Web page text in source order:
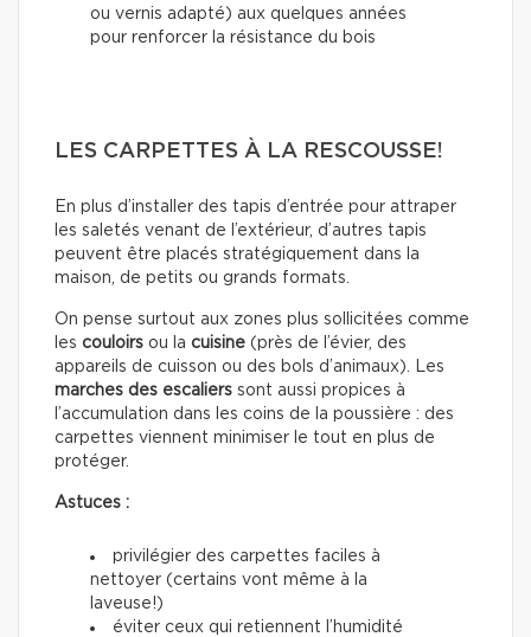
ou vernis adapté) aux quelques années
pour renforcer la résistance du bois
LES CARPETTES À LA RESCOUSSE!
En plus d’installer des tapis d’entrée pour attraper
les saletés venant de l’extérieur, d’autres tapis
peuvent être placés stratégiquement dans la
maison, de petits ou grands formats.
On pense surtout aux zones plus sollicitées comme
les couloirs ou la cuisine (près de l’évier, des
appareils de cuisson ou des bols d’animaux). Les
marches des escaliers sont aussi propices à
l’accumulation dans les coins de la poussière : des
carpettes viennent minimiser le tout en plus de
protéger.
Astuces :
privilégier des carpettes faciles à
nettoyer (certains vont même à la
laveuse!)
éviter ceux qui retiennent l’humidité